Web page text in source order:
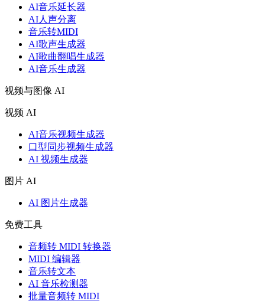
AI音乐延长器
AI人声分离
音乐转MIDI
AI歌声生成器
AI歌曲翻唱生成器
AI音乐生成器
视频与图像 AI
视频 AI
AI音乐视频生成器
口型同步视频生成器
AI 视频生成器
图片 AI
AI 图片生成器
免费工具
音频转 MIDI 转换器
MIDI 编辑器
音乐转文本
AI 音乐检测器
批量音频转 MIDI